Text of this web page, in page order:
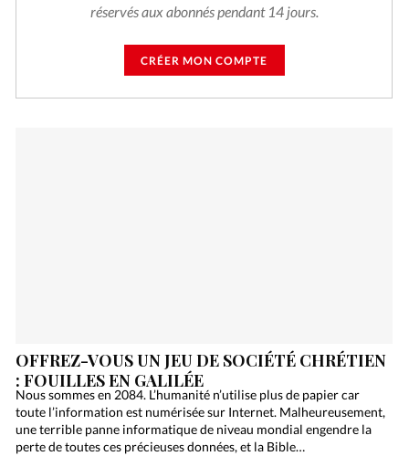
réservés aux abonnés pendant 14 jours.
CRÉER MON COMPTE
OFFREZ-VOUS UN JEU DE SOCIÉTÉ CHRÉTIEN
: FOUILLES EN GALILÉE
Nous sommes en 2084. L’humanité n’utilise plus de papier car
toute l’information est numérisée sur Internet. Malheureusement,
une terrible panne informatique de niveau mondial engendre la
perte de toutes ces précieuses données, et la Bible…